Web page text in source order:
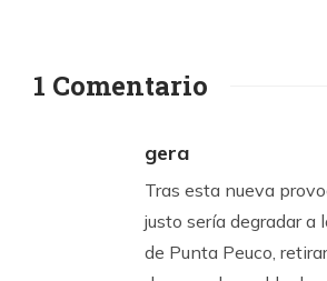
1 Comentario
gera
Tras esta nueva
justo sería degradar a
de Punta Peuco,